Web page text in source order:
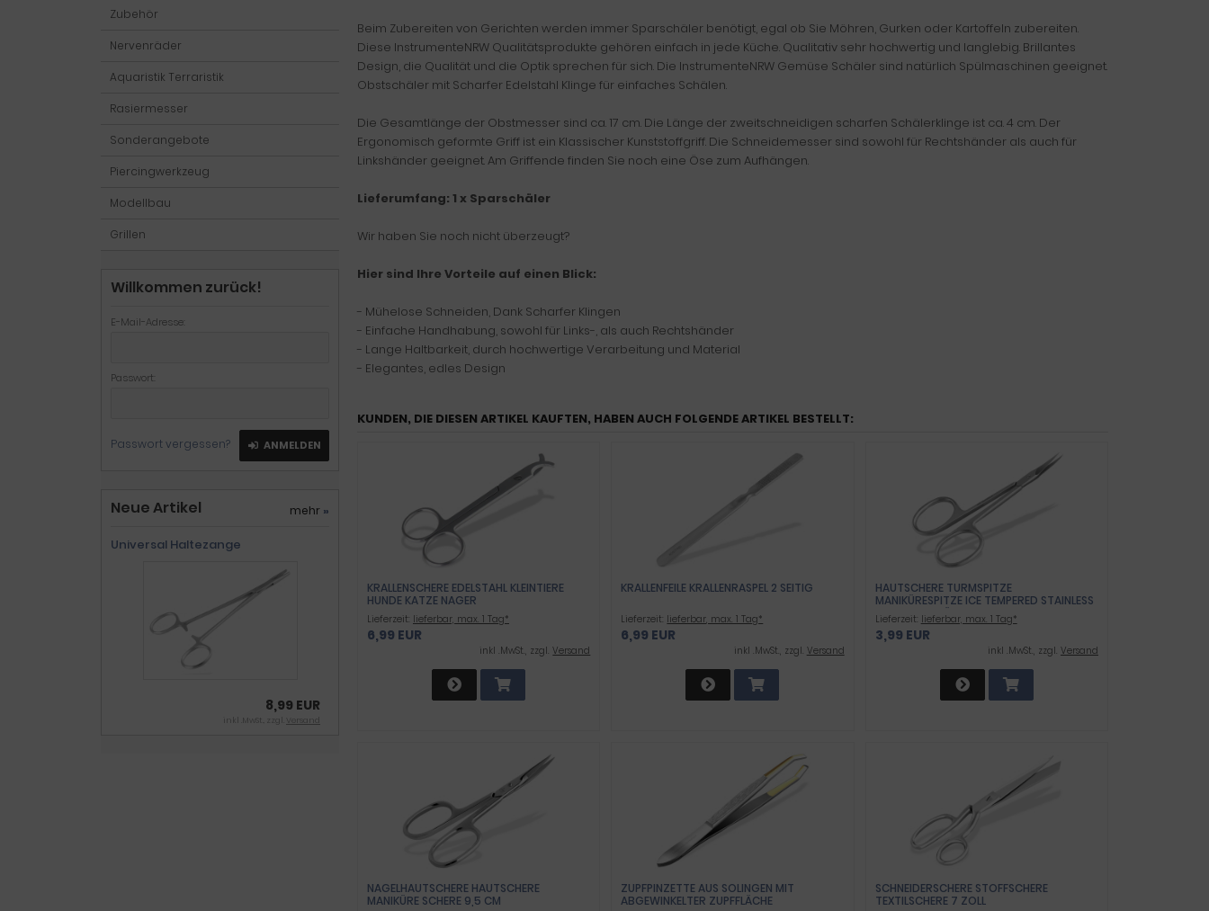
Beim Zubereiten von Gerichten werden immer Sparschäler benötigt, egal ob Sie Möhren, Gurken oder Kartoffeln zubereiten.
Diese InstrumenteNRW Qualitätsprodukte gehören einfach in jede Küche. Qualitativ sehr hochwertig und langlebig. Brillantes
Design, die Qualität und die Optik sprechen für sich. Die InstrumenteNRW Gemüse Schäler sind natürlich Spülmaschinen geeignet.
Obstschäler mit Scharfer Edelstahl Klinge für einfaches Schälen.
Die Gesamtlänge der Obstmesser sind ca. 17 cm. Die Länge der zweitschneidigen scharfen Schälerklinge ist ca. 4 cm. Der
Ergonomisch geformte Griff ist ein Klassischer Kunststoffgriff. Die Schneidemesser sind sowohl für Rechtshänder als auch für
Linkshänder geeignet. Am Griffende finden Sie noch eine Öse zum Aufhängen.
Lieferumfang: 1 x Sparschäler
Wir haben Sie noch nicht überzeugt?
Hier sind Ihre Vorteile auf einen Blick:
- Mühelose Schneiden, Dank Scharfer Klingen
- Einfache Handhabung, sowohl für Links-, als auch Rechtshänder
- Lange Haltbarkeit, durch hochwertige Verarbeitung und Material
- Elegantes, edles Design
KUNDEN, DIE DIESEN ARTIKEL KAUFTEN, HABEN AUCH FOLGENDE ARTIKEL BESTELLT:
KRALLENSCHERE EDELSTAHL KLEINTIERE
HUNDE KATZE NAGER
Lieferzeit: lieferbar, max. 1 Tag*
6,99 EUR
inkl .MwSt., zzgl.Versand
KRALLENFEILE KRALLENRASPEL 2 SEITIG
Lieferzeit: lieferbar, max. 1 Tag*
6,99 EUR
inkl .MwSt., zzgl. Versand
HAUTSCHERE TURMSPITZE
MANIKÜRESPITZE ICE TEMPERED STAINLESS
PROFIQUALITÄT
Lieferzeit: lieferbar, max. 1 Tag*
3,99 EUR
inkl .MwSt., zzgl. Versand
NAGELHAUTSCHERE HAUTSCHERE
MANIKÜRE SCHERE 9,5 CM
ZUPFPINZETTE AUS SOLINGEN MIT
ABGEWINKELTER ZUPFFLÄCHE
SCHNEIDERSCHERE STOFFSCHERE
TEXTILSCHERE 7 ZOLL
Zubehör
Nervenräder
Aquaristik Terraristik
Rasiermesser
Sonderangebote
Piercingwerkzeug
Modellbau
Grillen
Willkommen zurück!
E-Mail-Adresse:
Passwort:
Passwort vergessen? ANMELDEN
Neue Artikel mehr »
Universal Haltezange
8,99 EUR
inkl .MwSt., zzgl. Versand